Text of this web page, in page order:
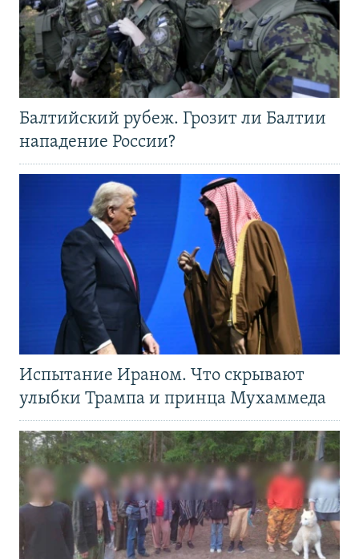
Балтийский рубеж. Грозит ли Балтии
нападение России?
Испытание Ираном. Что скрывают
улыбки Трампа и принца Мухаммеда